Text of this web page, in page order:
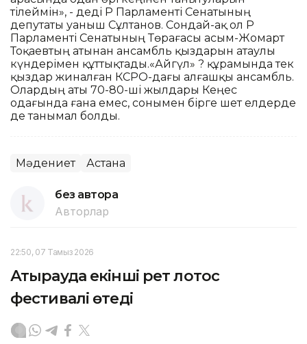
тілеймін», - деді ҚР Парламенті Сенатының
депутаты Қуаныш Сұлтанов. Сондай-ақ ол ҚР
Парламенті Сенатының Төрағасы Қасым-Жомарт
Тоқаевтың атынан ансамбль қыздарын атаулы
күндерімен құттықтады.«Айгүл» ? құрамында тек
қыздар жиналған КСРО-дағы алғашқы ансамбль.
Олардың аты 70-80-ші жылдары Кеңес
одағында ғана емес, сонымен бірге шет елдерде
де танымал болды.
Мәдениет Астана
без автора
Авторлар
22:50, 07 Тамыз 2026
Атырауда екінші рет лотос
фестивалі өтеді